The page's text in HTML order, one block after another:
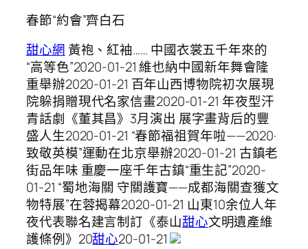
春節“約會”齊白石
甜心網 黃袍、紅袖…… 中國衣裳五千年來的
“高等色”2020-01-21 維也納中國新年舞會隆
重舉辦2020-01-21 百年山西博物院初次展現
院躲捐贈現代名家信畫2020-01-21 年夜型汗
青話劇《董其昌》3月演出 展字畫背后的豐
盛人生2020-01-21 “春節福祖賀年啦——2020·
致敬英模”運動在北京舉辦2020-01-21 古鎮老
街品年味 重慶一座千年古鎮“重生記”2020-
01-21 “蜀地海關 守關護寶——成都海關查獲文
物特展”在蓉揭幕2020-01-21 山東10余位人年
夜代表聯名建言制訂《泰山甜心文明遺產維
護條例》20甜心20-01-21